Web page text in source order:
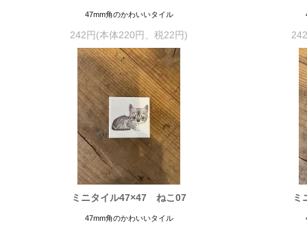
47mm角のかわいいタイル
242円(本体220円、税22円)
ミニタイル47×47 ねこ07
47mm角のかわいいタイル
ミ